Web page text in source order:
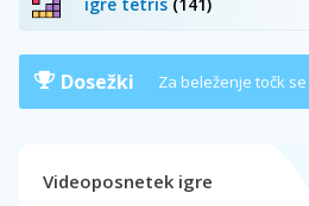
Dosežki Za beleženje točk se
Videoposnetek igre